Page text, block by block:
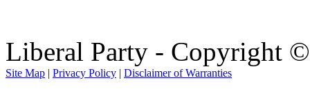
Liberal Party - Copyright
Site Map | Privacy Policy | Disclaimer of Warranties